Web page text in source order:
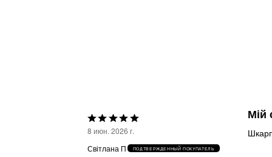
Выбрана
8 июн. 2026 г.
Світлана П
ПОДТВЕРЖДЕННЫЙ ПОКУПАТЕЛЬ
Мій